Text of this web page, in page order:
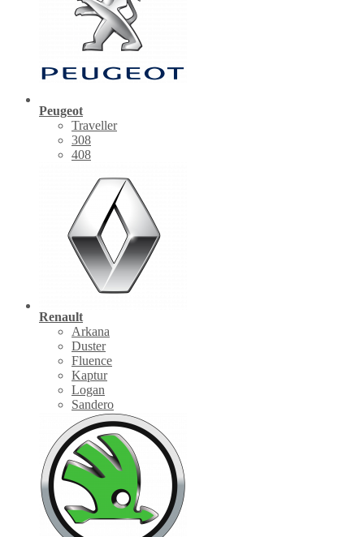
Peugeot
Traveller
308
408
Renault
Arkana
Duster
Fluence
Kaptur
Logan
Sandero